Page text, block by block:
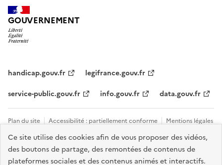
Ce site utilise des cookies afin de vous proposer des vidéos,
des boutons de partage, des remontées de contenus de
plateformes sociales et des contenus animés et interactifs.
GOUVERNEMENT
handicap.gouv.fr
legifrance.gouv.fr
service-public.gouv.fr
info.gouv.fr data.gouv.fr
Plan du site Accessibilité : partiellement conforme
Mentions légales
Données personnelles et cookies
Tous les contacts et sites utiles
Gestion des cookies